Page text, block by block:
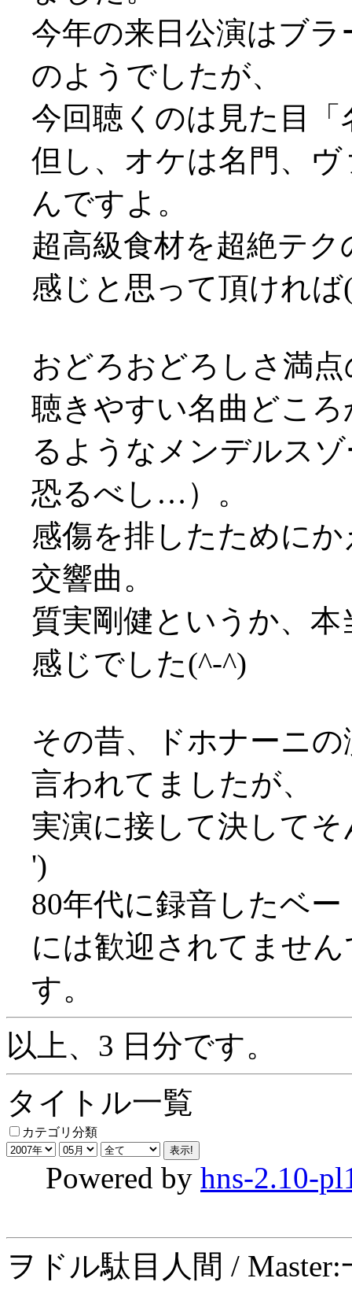
今年の来日公演はブ
のようでしたが、
今回聴くのは見た目
但し、オケは名門、
んですよ。
超高級食材を超絶テ
感じと思って頂ければ
おどろおどろしさ満
聴きやすい名曲どこ
るようなメンデルス
恐るべし…）。
感傷を排したために
交響曲。
質実剛健というか、
感じでした(^-^)
その昔、ドホナーニ
言われてましたが、
実演に接して決して
')
80年代に録音したベ
には歓迎されてませ
す。
以上、3 日分です。
タイトル一覧
カテゴリ分類
Powered by hns-2.10-
ヲドル駄目人間 /